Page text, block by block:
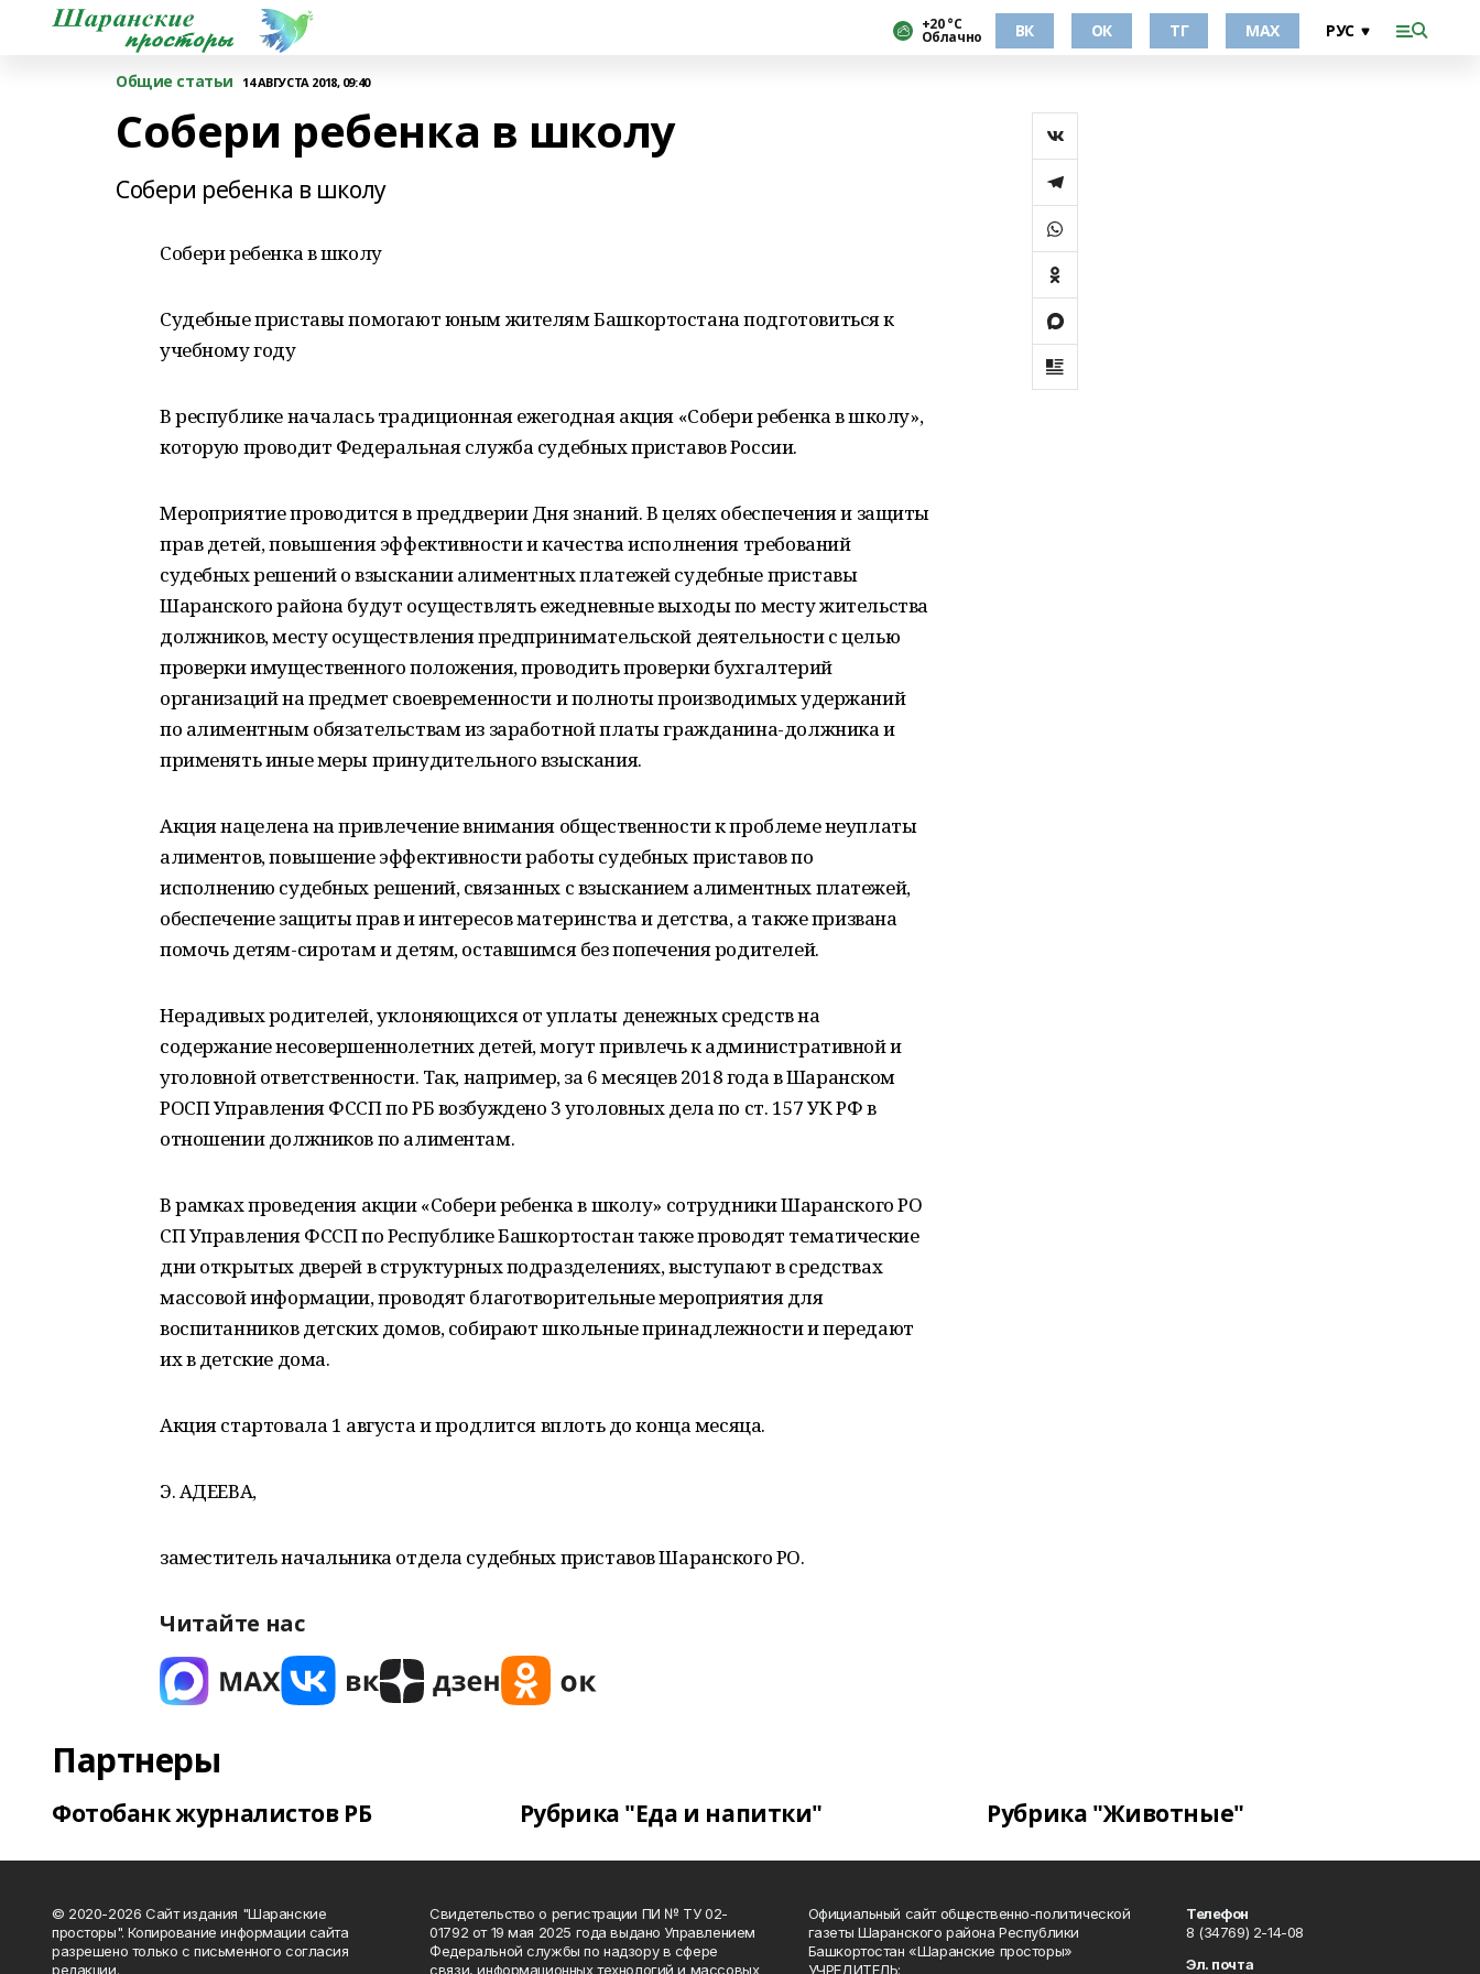
+20 °С
Облачно ВК ОК ТГ МАХ
Общие статьи 14 АВГУСТА 2018, 09:40
Собери ребенка в школу
Собери ребенка в школу
Собери ребенка в школу
Судебные приставы помогают юным жителям Башкортостана подготовиться к
учебному году
В республике началась традиционная ежегодная акция «Собери ребенка в школу»,
которую проводит Федеральная служба судебных приставов России.
Мероприятие проводится в преддверии Дня знаний. В целях обеспечения и защиты
прав детей, повышения эффективности и качества исполнения требований
судебных решений о взыскании алиментных платежей судебные приставы
Шаранского района будут осуществлять ежедневные выходы по месту жительства
должников, месту осуществления предпринимательской деятельности с целью
проверки имущественного положения, проводить проверки бухгалтерий
организаций на предмет своевременности и полноты производимых удержаний
по алиментным обязательствам из заработной платы гражданина-должника и
применять иные меры принудительного взыскания.
Акция нацелена на привлечение внимания общественности к проблеме неуплаты
алиментов, повышение эффективности работы судебных приставов по
исполнению судебных решений, связанных с взысканием алиментных платежей,
обеспечение защиты прав и интересов материнства и детства, а также призвана
помочь детям-сиротам и детям, оставшимся без попечения родителей.
Нерадивых родителей, уклоняющихся от уплаты денежных средств на
содержание несовершеннолетних детей, могут привлечь к административной и
уголовной ответственности. Так, например, за 6 месяцев 2018 года в Шаранском
РОСП Управления ФССП по РБ возбуждено 3 уголовных дела по ст. 157 УК РФ в
отношении должников по алиментам.
В рамках проведения акции «Собери ребенка в школу» сотрудники Шаранского РО
СП Управления ФССП по Республике Башкортостан также проводят тематические
дни открытых дверей в структурных подразделениях, выступают в средствах
массовой информации, проводят благотворительные мероприятия для
воспитанников детских домов, собирают школьные принадлежности и передают
их в детские дома.
Акция стартовала 1 августа и продлится вплоть до конца месяца.
Э. АДЕЕВА,
заместитель начальника отдела судебных приставов Шаранского РО.
Читайте нас
Партнеры
Фотобанк журналистов РБ Рубрика "Еда и напитки" Рубрика "Животные"
© 2020-2026 Сайт издания "Шаранские
просторы". Копирование информации сайта
разрешено только с письменного согласия
редакции.
Свидетельство о регистрации ПИ № ТУ 02-
01792 от 19 мая 2025 года выдано Управлением
Федеральной службы по надзору в сфере
связи, информационных технологий и массовых
Официальный сайт общественно-политической
газеты Шаранского района Республики
Башкортостан «Шаранские просторы»
УЧРЕДИТЕЛЬ:
Телефон
8 (34769) 2-14-08
Эл. почта